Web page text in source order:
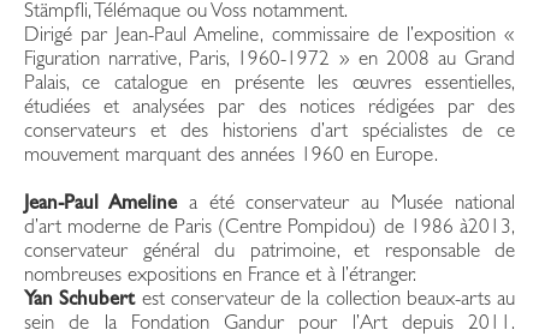
Stämpfli, Télémaque ou Voss notamment.
Dirigé par Jean-Paul Ameline, commissaire de l’exposition «
Figuration narrative, Paris, 1960-1972 » en 2008 au Grand
Palais, ce catalogue en présente les œuvres essentielles,
étudiées et analysées par des notices rédigées par des
conservateurs et des historiens d’art spécialistes de ce
mouvement marquant des années 1960 en Europe.
Jean-Paul Amelinea été conservateur au Musée national
d’art moderne de Paris (Centre Pompidou) de 1986 à2013,
conservateur général du patrimoine, et responsable de
nombreuses expositions en France et à l’étranger.
Yan Schubertest conservateur de la collection beaux-arts au
sein de la Fondation Gandur pour l’Art depuis 2011.